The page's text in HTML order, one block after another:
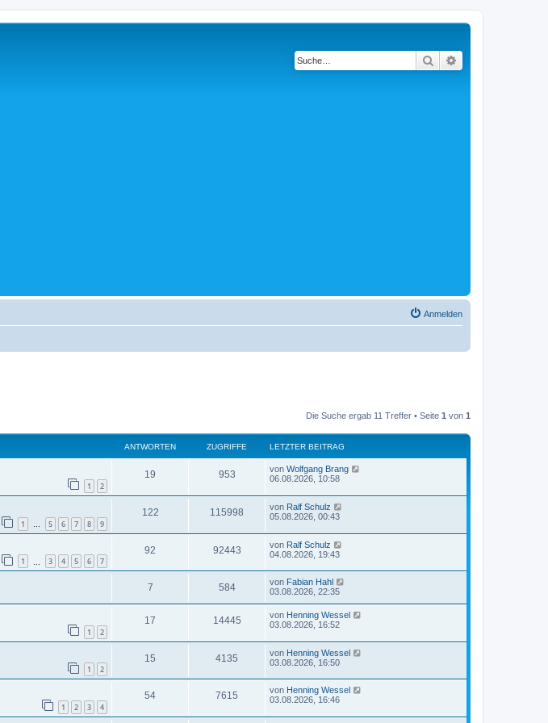
Suche
Anmelden
Die Suche ergab 11 Treffer • Seite 1 von 1
ANTWORTEN ZUGRIFFE LETZTER BEITRAG
1 2
19 953 von Wolfgang Brang
06.08.2026, 10:58
1 5 6 7 8 9
122 115998 von Ralf Schulz
05.08.2026, 00:43
1 3 4 5 6 7
92 92443 von Ralf Schulz
04.08.2026, 19:43
7 584 von Fabian Hahl
03.08.2026, 22:35
1 2
17 14445 von Henning Wessel
03.08.2026, 16:52
1 2
15 4135 von Henning Wessel
03.08.2026, 16:50
1 2 3 4
54 7615 von Henning Wessel
03.08.2026, 16:46